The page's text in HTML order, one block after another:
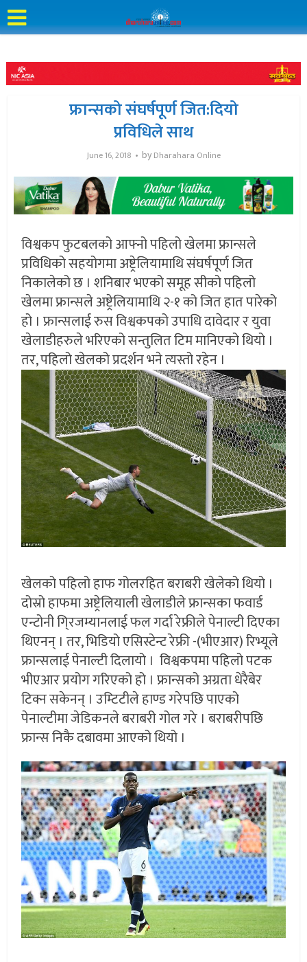
फ्रान्सको संघर्षपूर्ण जित:दियो
प्रविधिले साथ
June 16, 2018 by Dharahara Online
विश्वकप फुटबलको आफ्नो पहिलो खेलमा फ्रान्सले
प्रविधिको सहयोगमा अष्ट्रेलियामाथि संघर्षपूर्ण जित
निकालेको छ । शनिबार भएको समूह सीको पहिलो
खेलमा फ्रान्सले अष्ट्रेलियामाथि २-१ को जित हात पारेको
हो । फ्रान्सलाई रुस विश्वकपको उपाधि दावेदार र युवा
खेलाडीहरुले भरिएको सन्तुलित टिम मानिएको थियो ।
तर, पहिलो खेलको प्रदर्शन भने त्यस्तो रहेन ।
खेलको पहिलो हाफ गोलरहित बराबरी खेलेको थियो ।
दोस्रो हाफमा अष्ट्रेलियाली खेलाडीले फ्रान्सका फवार्ड
एन्टोनी गि्रजम्यानलाई फल गर्दा रेफ्रीले पेनाल्टी दिएका
थिएनन् । तर, भिडियो एसिस्टेन्ट रेफ्री -(भीएआर) रिभ्यूले
फ्रान्सलाई पेनाल्टी दिलायो । विश्वकपमा पहिलो पटक
भीएआर प्रयोग गरिएको हो । फ्रान्सको अग्रता धेरैबेर
टिक्न सकेनन् । उम्टिटीले हाण्ड गरेपछि पाएको
पेनाल्टीमा जेडिकनले बराबरी गोल गरे । बराबरीपछि
फ्रान्स निकै दबावमा आएको थियो ।